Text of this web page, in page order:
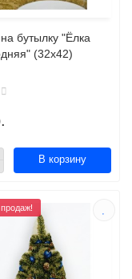
бутылку "Ёлка
(32х42)
В корзину